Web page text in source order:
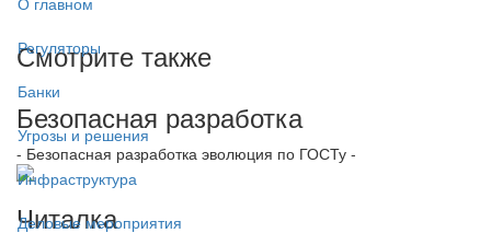
Регуляторы
Банки
Угрозы и решения
Инфраструктура
Деловые мероприятия
Смотрите также
Безопасная разработка
- Безопасная разработка эволюция по ГОСТу -
Читалка